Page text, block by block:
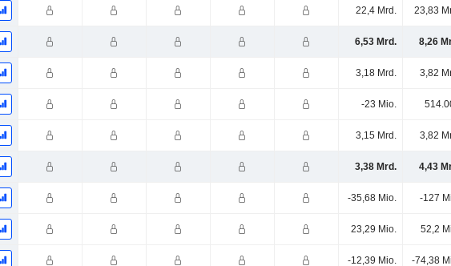
22,4 Mrd. 23,83
6,53 Mrd. 8,26
3,18 Mrd. 3,82
-23 Mio.
3,15 Mrd. 3,82
3,38 Mrd. 4,43
-35,68 Mio. -127
23,29 Mio. 52,2
-12,39 Mio. -74,38